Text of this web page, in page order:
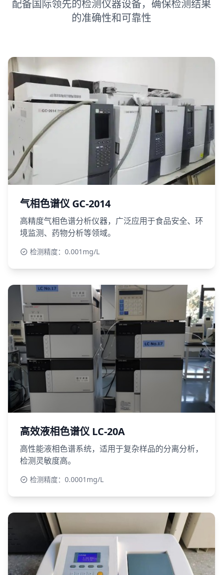
配备国际领先的检测仪器设备，确保检测结果
的准确性和可靠性
气相色谱仪 GC-2014
高精度气相色谱分析仪器，广泛应用于食品安全、环
境监测、药物分析等领域。
检测精度：0.001mg/L
高效液相色谱仪 LC-20A
高性能液相色谱系统，适用于复杂样品的分离分析，
检测灵敏度高。
检测精度：0.0001mg/L